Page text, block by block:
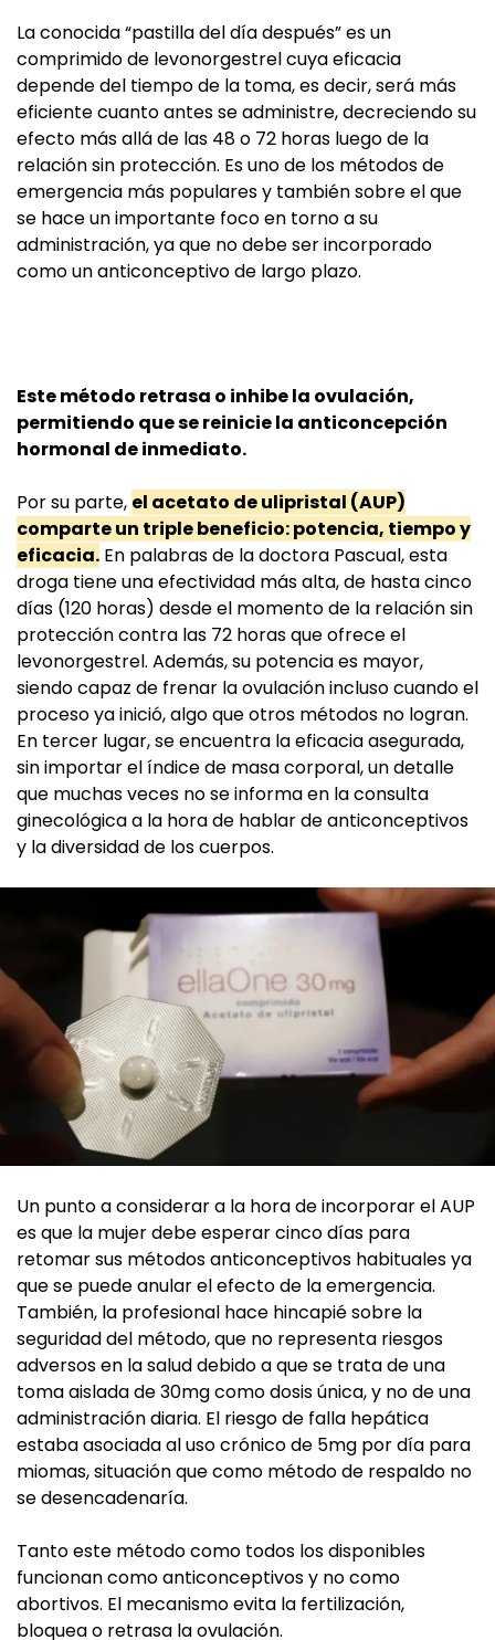
La conocida “pastilla del día después” es un
comprimido de levonorgestrel cuya eficacia
depende del tiempo de la toma, es decir, será más
eficiente cuanto antes se administre, decreciendo su
efecto más allá de las 48 o 72 horas luego de la
relación sin protección. Es uno de los métodos de
emergencia más populares y también sobre el que
se hace un importante foco en torno a su
administración, ya que no debe ser incorporado
como un anticonceptivo de largo plazo.
Este método retrasa o inhibe la ovulación,
permitiendo que se reinicie la anticoncepción
hormonal de inmediato.
Por su parte, el acetato de ulipristal (AUP)
comparte un triple beneficio: potencia, tiempo y
eficacia. En palabras de la doctora Pascual, esta
droga tiene una efectividad más alta, de hasta cinco
días (120 horas) desde el momento de la relación sin
protección contra las 72 horas que ofrece el
levonorgestrel. Además, su potencia es mayor,
siendo capaz de frenar la ovulación incluso cuando el
proceso ya inició, algo que otros métodos no logran.
En tercer lugar, se encuentra la eficacia asegurada,
sin importar el índice de masa corporal, un detalle
que muchas veces no se informa en la consulta
ginecológica a la hora de hablar de anticonceptivos
y la diversidad de los cuerpos.
Un punto a considerar a la hora de incorporar el AUP
es que la mujer debe esperar cinco días para
retomar sus métodos anticonceptivos habituales ya
que se puede anular el efecto de la emergencia.
También, la profesional hace hincapié sobre la
seguridad del método, que no representa riesgos
adversos en la salud debido a que se trata de una
toma aislada de 30mg como dosis única, y no de una
administración diaria. El riesgo de falla hepática
estaba asociada al uso crónico de 5mg por día para
miomas, situación que como método de respaldo no
se desencadenaría.
Tanto este método como todos los disponibles
funcionan como anticonceptivos y no como
abortivos. El mecanismo evita la fertilización,
bloquea o retrasa la ovulación.